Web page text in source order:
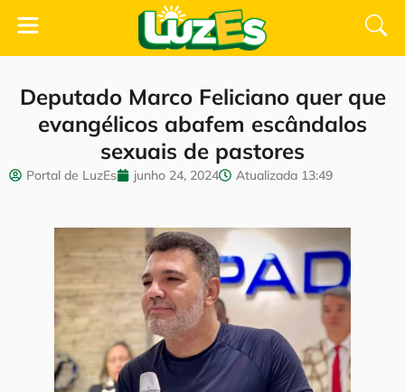
Deputado Marco Feliciano quer que
evangélicos abafem escândalos
sexuais de pastores
Portal de LuzEs junho 24, 2024 Atualizada 13:49